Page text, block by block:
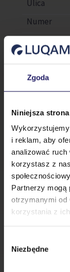
Zgoda
Niniejsza
i reklam, aby
analizować
korzystasz z
Partnerzy mogą
otrzymanymi od
korzystania z ich
zgody
Niezbędne